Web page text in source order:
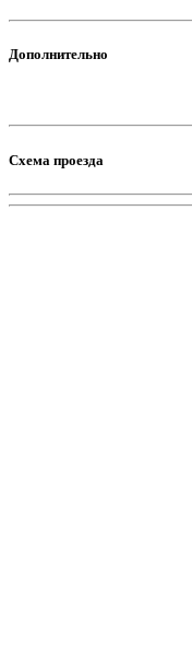
Дополнительно
Схема проезда